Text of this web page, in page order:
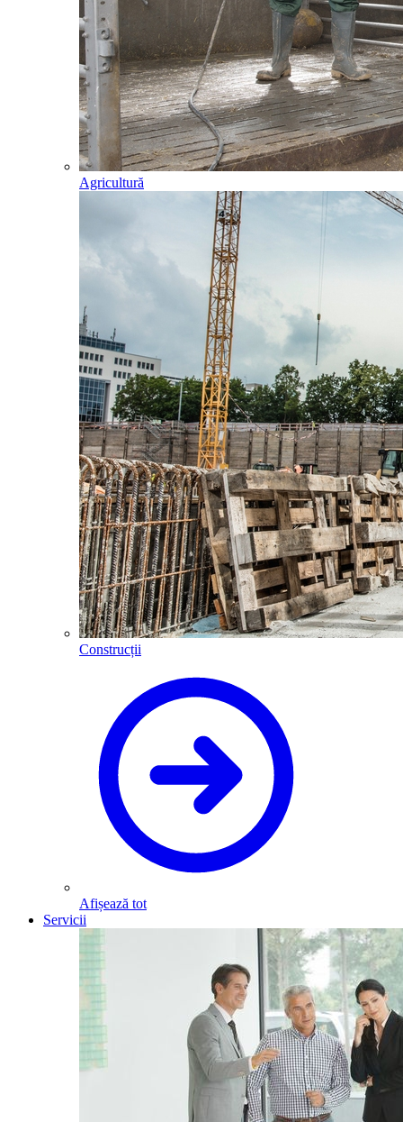
Agricultură
Construcții
Afișează tot
Servicii